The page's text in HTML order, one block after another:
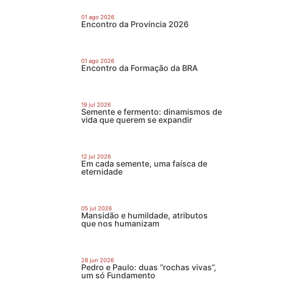
01 ago 2026
Encontro da Província 2026
01 ago 2026
Encontro da Formação da BRA
19 jul 2026
Semente e fermento: dinamismos de
vida que querem se expandir
12 jul 2026
Em cada semente, uma faísca de
eternidade
05 jul 2026
Mansidão e humildade, atributos
que nos humanizam
28 jun 2026
Pedro e Paulo: duas “rochas vivas”,
um só Fundamento